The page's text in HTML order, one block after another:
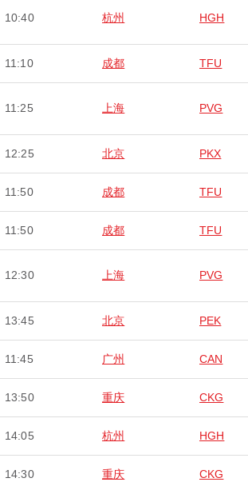
10:40 杭州 HGH
11:10 成都 TFU
11:25 上海 PVG
12:25 北京 PKX
11:50 成都 TFU
11:50 成都 TFU
12:30 上海 PVG
13:45 北京 PEK
11:45 广州 CAN
13:50 重庆 CKG
14:05 杭州 HGH
14:30 重庆 CKG